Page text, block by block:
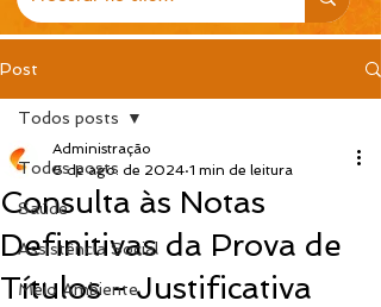
Post
Todos posts
Saúde
Assistência Social
Meio Ambiente
Todos posts
Consulta às Notas
Definitivas da Prova de
Títulos - Justificativa
Administração
6 de ago. de 2024 1 min de leitura